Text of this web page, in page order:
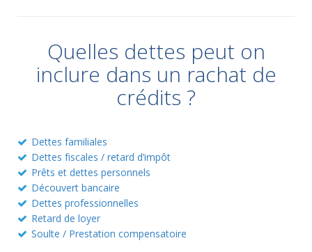
Quelles dettes peut on
inclure dans un rachat de
crédits ?
Dettes familiales
Dettes fiscales / retard d’impôt
Prêts et dettes personnels
Découvert bancaire
Dettes professionnelles
Retard de loyer
Soulte / Prestation compensatoire